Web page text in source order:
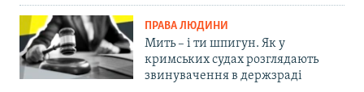
ПРАВА ЛЮДИНИ
Мить – і ти шпигун. Як у
кримських судах розглядають
звинувачення в держзраді